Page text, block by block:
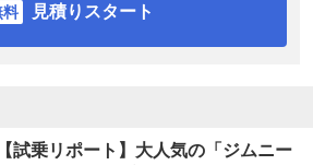
見積りスタート
【試乗リポート】大人気の「ジムニー